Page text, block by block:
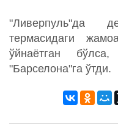
"Ливерпуль"да
термасидаги
ўйнаётган
"Барселона"га ўтди.